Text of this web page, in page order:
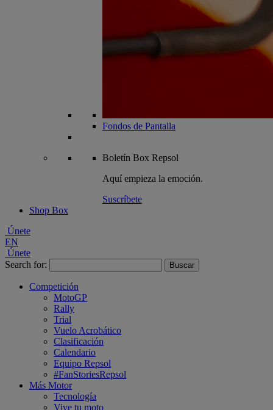
Fondos de Pantalla
Boletín Box Repsol
Aquí empieza la emoción.
Suscríbete
Shop Box
Únete
EN
Únete
Search for:
Competición
MotoGP
Rally
Trial
Vuelo Acrobático
Clasificación
Calendario
Equipo Repsol
#FanStoriesRepsol
Más Motor
Tecnología
Vive tu moto